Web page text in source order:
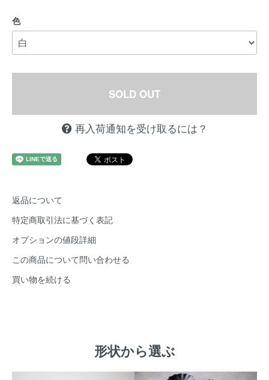
色
SOLD OUT
再入荷通知を受け取るには？
返品について
特定商取引法に基づく表記
オプションの値段詳細
この商品について問い合わせる
買い物を続ける
形状から選ぶ